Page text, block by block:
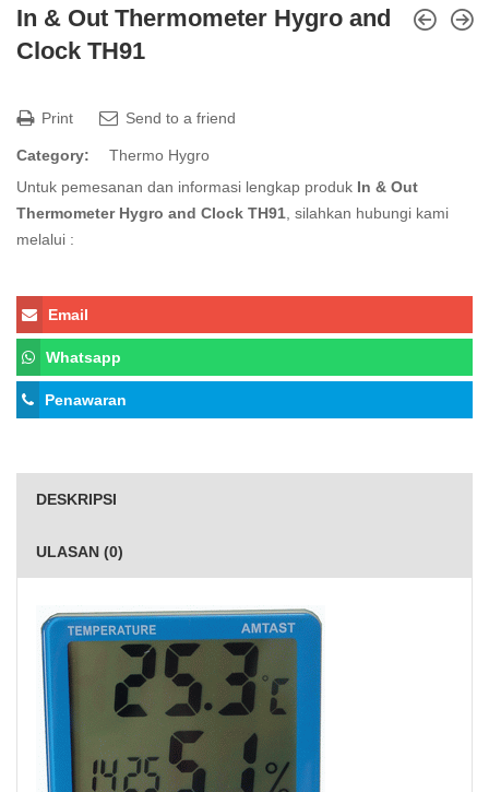
In & Out Thermometer Hygro and
Clock TH91
Print Send to a friend
Category:
Thermo Hygro
Untuk pemesanan dan informasi lengkap produk In & Out
Thermometer Hygro and Clock TH91 , silahkan hubungi kami
melalui :
Email
Whatsapp
Penawaran
DESKRIPSI
ULASAN (0)